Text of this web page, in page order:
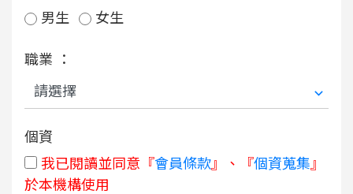
男生
女生
職業 ：
個資
我已閱讀並同意『會員條款 』、『個資蒐集 』
於本機構使用